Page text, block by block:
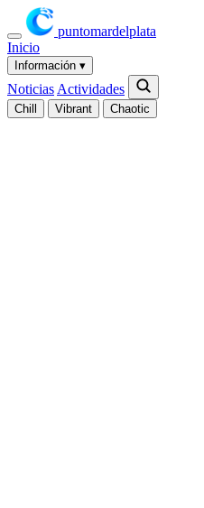
puntomardelplata
Inicio
Información ▾
Noticias Actividades
Chill Vibrant Chaotic